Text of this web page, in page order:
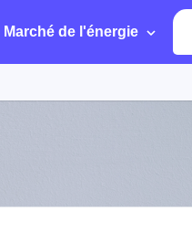
Marché de l'énergie